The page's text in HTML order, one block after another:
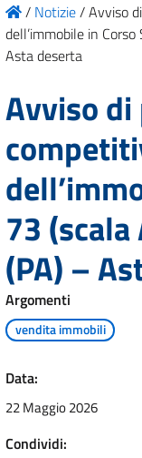
/ Notizie/Avviso
dell’immobile in
Asta deserta
Avviso
73
(PA) –
Argomenti
vendita immobili
Data:
22 Maggio 2026
Condividi: